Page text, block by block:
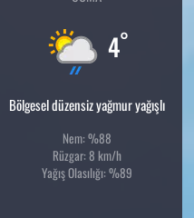
4°
Bölgesel düzensiz yağmur yağışlı
Nem: %88
Rüzgar: 8 km/h
Yağış Olasılığı: %89